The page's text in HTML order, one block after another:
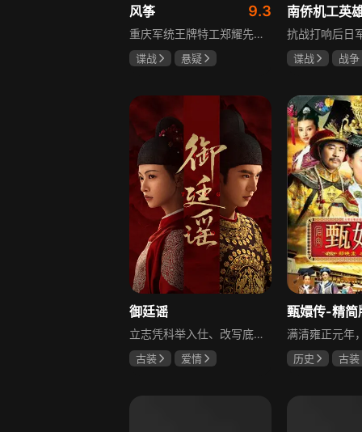
风筝 9.3
重庆军统王牌特工郑耀先实为潜伏的中共特工“风筝”，上线牺牲后他与组织失联，解放后化名周志乾继续提供情报。身份证实后他仍协助破获特务案，三十年情报生涯中他遭敌人追杀、妻离子散，为国家牺牲是他的人生价值。
谍战
悬疑
谍战
战争
御廷谣
立志凭科举入仕、改写底层命运的孤女孟廷辉因意外结识微服私访的少年新帝英寡，二人联手铲除沙州官匪，英寡赏识其胆识智谋，暗中助力她赴京赶考。孟廷辉入京后遭科举舞弊构陷，凭智勇自证清白，被英寡破格任命为察闻院主事，清查虎啸帮、晚香阁等黑恶势力，逐步牵出血月会复国阴谋与朝堂权斗。二人从君臣知己渐生情愫，历经身世谜团、朝堂阻力与边境战乱，最终平定叛乱、整肃朝纲，携手共护江山万民。
古装
爱情
甄嬛传-精简
历史
古装